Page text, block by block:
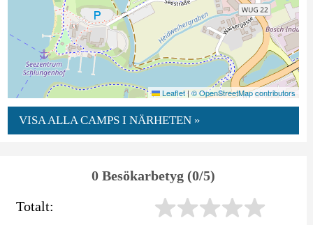
Leaflet| © OpenStreetMap contributors
VISA ALLA CAMPS I NÄRHETEN »
0 Besökarbetyg (0/5)
Totalt: